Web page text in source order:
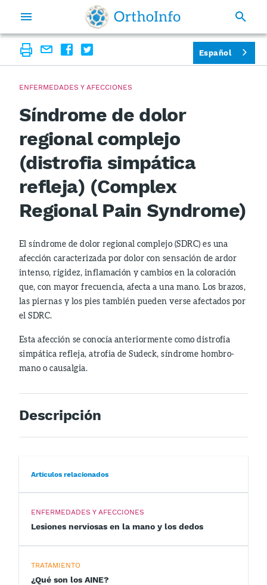
ENFERMEDADES Y AFECCIONES
Síndrome de dolor
regional complejo
(distrofia simpática
refleja) (Complex
Regional Pain Syndrome)
El síndrome de dolor regional complejo (SDRC) es una
afección caracterizada por dolor con sensación de ardor
intenso, rigidez, inflamación y cambios en la coloración
que, con mayor frecuencia, afecta a una mano. Los brazos,
las piernas y los pies también pueden verse afectados por
el SDRC.
Esta afección se conocía anteriormente como distrofia
simpática refleja, atrofia de Sudeck, síndrome hombro-
mano o causalgia.
Descripción
Artículos relacionados
ENFERMEDADES Y AFECCIONES
Lesiones nerviosas en la mano y los dedos
TRATAMIENTO
¿Qué son los AINE?
Español